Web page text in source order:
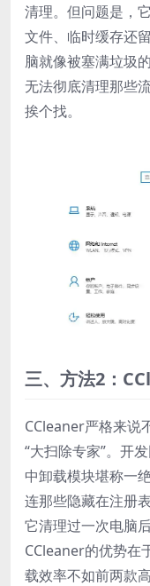
清理。但问题是，
文件、临时缓存还
脑就像被塞满垃圾
无法彻底清理那些
挨个找。
三、方法2：
CCleaner严格来说
“大扫除专家”。开
中卸载模块堪称一
连那些隐藏在注册
它清理过一次电脑
CCleaner的优势在
载效率不如前两款